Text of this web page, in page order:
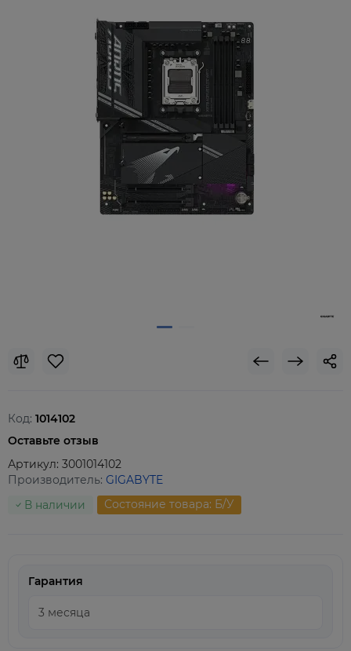
Код: 1014102
Оставьте отзыв
Артикул: 3001014102
Производитель: GIGABYTE
В наличии
Состояние товара: Б/У
Гарантия